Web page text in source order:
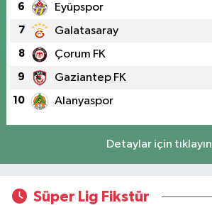
6 Eyüpspor
7 Galatasaray
8 Çorum FK
9 Gaziantep FK
10 Alanyaspor
Detaylar için tıklayın
Süper Lig Fikstür